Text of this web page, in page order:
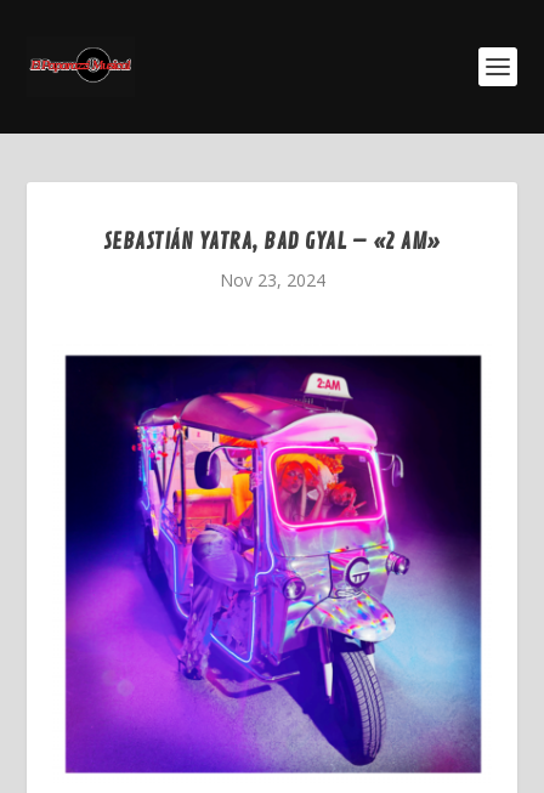
SEBASTIÁN YATRA, BAD GYAL – «2 AM»
Nov 23, 2024